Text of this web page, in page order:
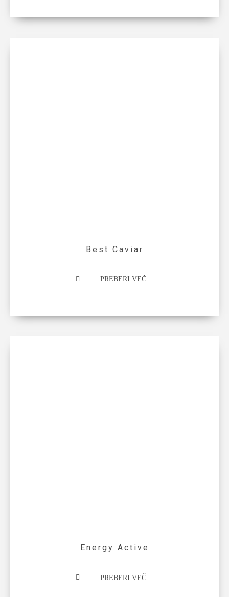
Best Caviar
PREBERI VEČ
Energy Active
PREBERI VEČ